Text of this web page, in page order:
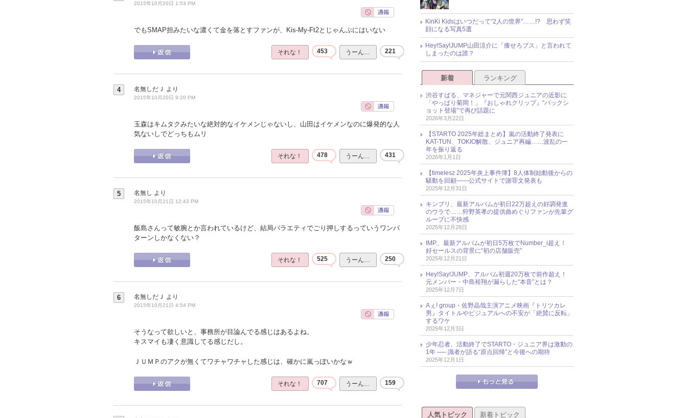
2015年10月20日 1:53 PM
でもSMAP担みたいな濃くて金を落とすファンが、Kis-My-Ft2とじゃんぷにはいない
それな！ 453 うーん… 221
4 名無しだＪ より
2015年10月20日 9:20 PM
玉森はキムタクみたいな絶対的なイケメンじゃないし、山田はイケメンなのに爆発的な人
気ないしでどっちもムリ
それな！ 478 うーん… 431
5 名無し より
2015年10月21日 12:43 PM
飯島さんって敏腕とか言われているけど、結局バラエティでごり押しするっていうワンパ
ターンしかなくない？
それな！ 525 うーん… 250
6 名無しだＪ より
2015年10月21日 4:54 PM
そうなって欲しいと、事務所が目論んでる感じはあるよね。
キスマイも凄く意識してる感じだし。
ＪＵＭＰのアクが無くてワチャワチャした感じは、確かに嵐っぽいかなｗ
それな！ 707 うーん… 159
KinKi Kidsはいつだって“2人の世界”……!? 思わず笑
顔になる写真5選
Hey!Say!JUMP山田涼介に「痩せろブス」と言われて
しまったのは誰？
新着 ランキング
渋谷すばる、マネジャーで元関西ジュニアの近影に
「やっぱり菊岡！」『おしゃれクリップ』“バックシ
ョット登場”で再び話題に
2026年3月22日
【STARTO 2025年総まとめ】嵐の活動終了発表に
KAT-TUN、TOKIO解散、ジュニア再編……波乱の一
年を振り返る
2026年1月1日
【timelesz 2025年炎上事件簿】8人体制始動後からの
騒動を回顧――公式サイトで謝罪文発表も
2025年12月31日
キンプリ、最新アルバムが初日22万超えの好調発進
のウラで……狩野英孝の提供曲めぐりファンが先輩グ
ループに不快感
2025年12月28日
IMP.、最新アルバムが初日5万枚でNumber_i超え！
好セールスの背景に“初の店舗販売”
2025年12月21日
Hey!Say!JUMP、アルバム初週20万枚で前作超え！
元メンバー・中島裕翔が漏らした“本音”とは？
2025年12月7日
Aぇ! group・佐野晶哉主演アニメ映画『トリツカレ
男』タイトルやビジュアルへの不安が「絶賛に反転」
するワケ
2025年12月3日
少年忍者、活動終了でSTARTO・ジュニア界は激動の
1年 ── 識者が語る“原点回帰”と今後への期待
2025年12月1日
人気トピック 新着トピック